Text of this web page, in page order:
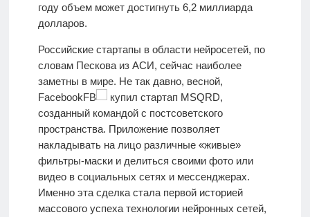
году объем может достигнуть 6,2 миллиарда
долларов.
Российские стартапы в области нейросетей, по
словам Пескова из АСИ, сейчас наиболее
заметны в мире. Не так давно, весной,
FacebookFB
купил стартап MSQRD,
созданный командой с постсоветского
пространства. Приложение позволяет
накладывать на лицо различные «живые»
фильтры-маски и делиться своими фото или
видео в социальных сетях и мессенджерах.
Именно эта сделка стала первой историей
массового успеха технологии нейронных сетей,